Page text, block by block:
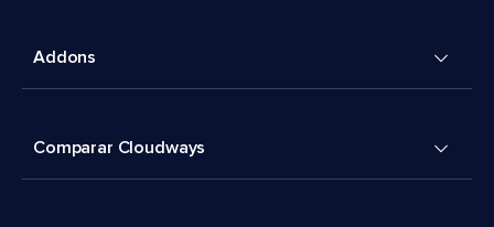
Addons
Comparar Cloudways